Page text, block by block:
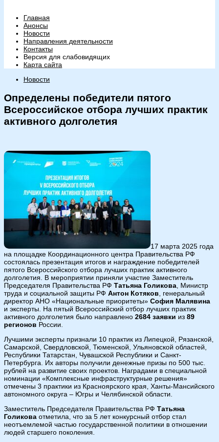
Главная
Анонсы
Новости
Направления деятельности
Контакты
Версия для слабовидящих
Карта сайта
Новости
Определены победители пятого
Всероссийское отбора лучших практик
активного долголетия
17 марта 2025 года
на площадке Координационного центра Правительства РФ
состоялась презентация итогов и награждение победителей
пятого Всероссийского отбора лучших практик активного
долголетия. В мероприятии приняли участие Заместитель
Председателя Правительства РФ Татьяна Голикова , Министр
труда и социальной защиты РФ Антон Котяков , генеральный
директор АНО «Национальные приоритеты» София Малявина
и эксперты. На пятый Всероссийский отбор лучших практик
активного долголетия было направлено 2684 заявки из 89
регионов России.
Лучшими эксперты признали 10 практик из Липецкой, Рязанской,
Самарской, Свердловской, Тюменской, Ульяновской областей,
Республики Татарстан, Чувашской Республики и Санкт-
Петербурга. Их авторы получили денежные призы по 500 тыс.
рублей на развитие своих проектов. Наградами в специальной
номинации «Комплексные инфраструктурные решения»
отмечены 3 практики из Красноярского края, Ханты-Мансийского
автономного округа – Югры и Челябинской области.
Заместитель Председателя Правительства РФ Татьяна
Голикова отметила, что за 5 лет конкурсный отбор стал
неотъемлемой частью государственной политики в отношении
людей старшего поколения.